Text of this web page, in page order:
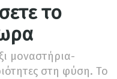
το
μοναστήρια-
στη φύση. Το